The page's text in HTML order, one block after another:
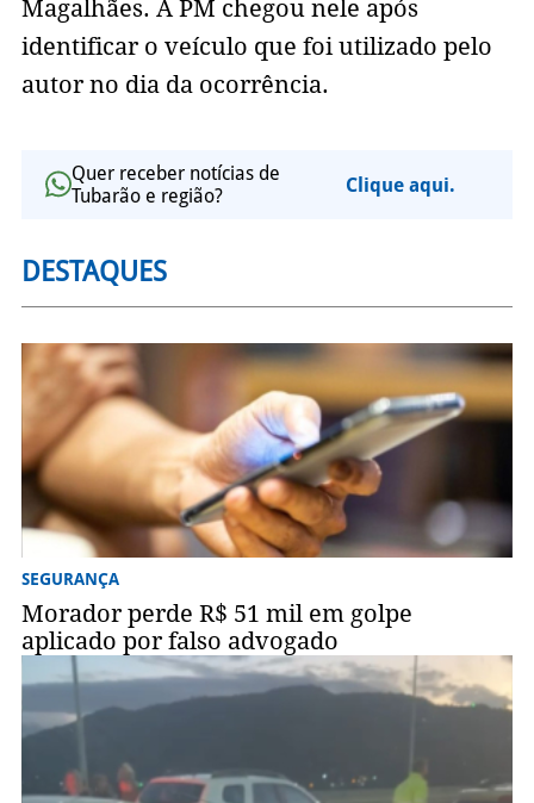
Magalhães. A PM chegou nele após
identificar o veículo que foi utilizado pelo
autor no dia da ocorrência.
Quer receber notícias de
Tubarão e região?
Clique aqui.
DESTAQUES
SEGURANÇA
Morador perde R$ 51 mil em golpe
aplicado por falso advogado